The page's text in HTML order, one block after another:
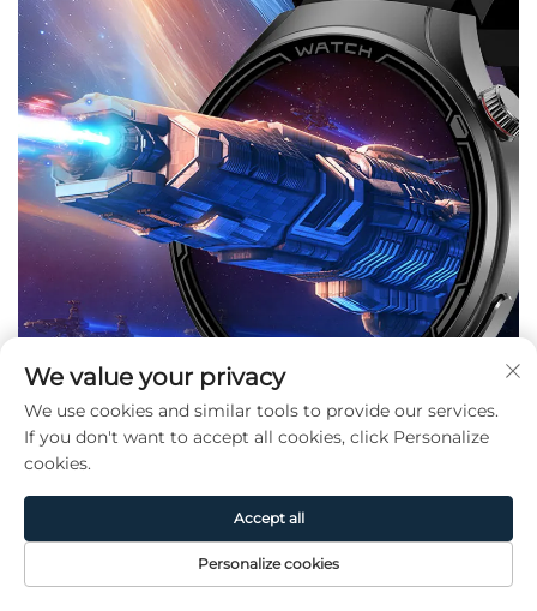
Página de
Producto Acerca de CONTACTO
We value your privacy
We use cookies and similar tools to provide our services.
If you don't want to accept all cookies, click Personalize
cookies.
Personalize cookies
Accept all